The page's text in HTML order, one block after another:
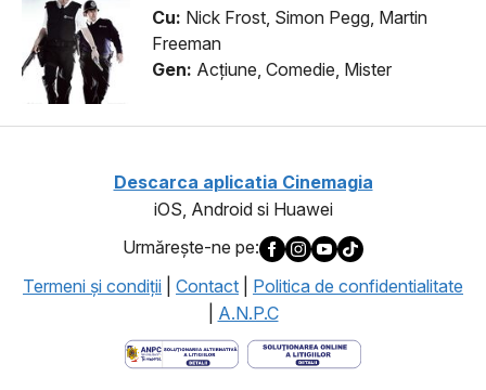
Cu: Nick Frost, Simon Pegg, Martin
Freeman
Gen: Acţiune, Comedie, Mister
Descarca aplicatia Cinemagia
iOS, Android si Huawei
Urmăreşte-ne pe:
Termeni şi condiţii
Contact
Politica de confidentialitate
A.N.P.C